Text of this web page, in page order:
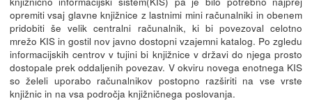
opremiti vsaj glavne knjižnice z lastnimi mini računalniki in obenem
pridobiti še velik centralni računalnik, ki bi povezoval celotno
mrežo KIS in gostil nov javno dostopni vzajemni katalog. Po zgledu
informacijskih centrov v tujini bi knjižnice v državi do njega prosto
dostopale prek oddaljenih povezav. V okviru novega enotnega KIS
so želeli uporabo računalnikov postopno razširiti na vse vrste
knjižnic in na vsa področja knjižničnega poslovanja.